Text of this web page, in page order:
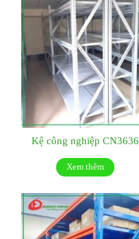
Kệ công nghiệp CN3636
Xem thêm